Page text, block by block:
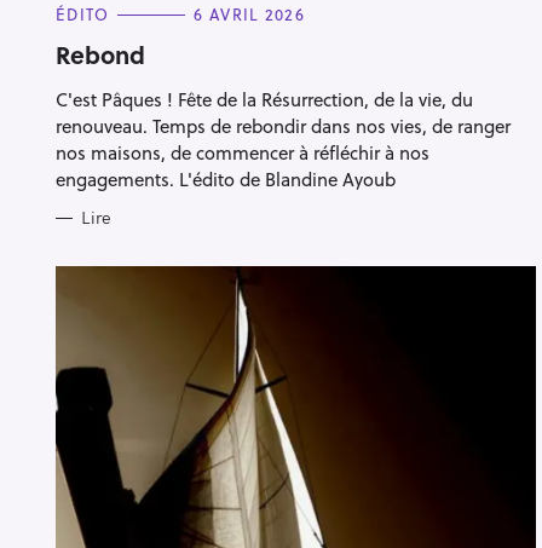
C
T
E
O
I
E
S
ÉDITO 6 AVRIL 2026
Rebond
C'est Pâques ! Fête de la Résurrection, de la vie, du
renouveau. Temps de rebondir dans nos vies, de ranger
nos maisons, de commencer à réfléchir à nos
engagements. L'édito de Blandine Ayoub
Lire